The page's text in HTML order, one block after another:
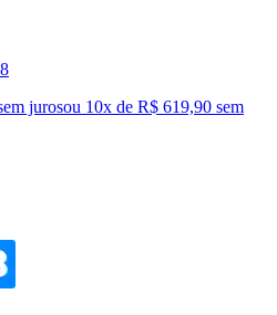
jurosou 10x de R$ 619,90 sem